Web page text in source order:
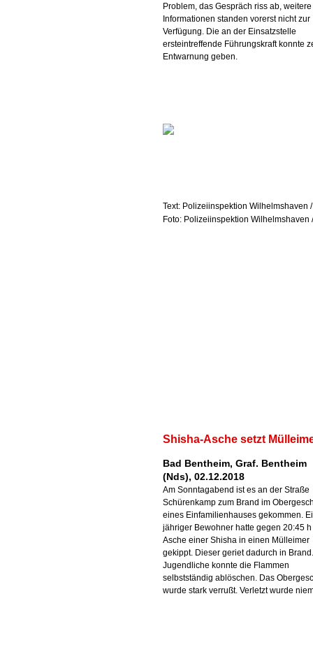
Problem, das Gespräch riss ab, weitere
Informationen standen vorerst nicht zur
Verfügung. Die an der Einsatzstelle
ersteintreffende Führungskraft konnte
Entwarnung geben.
Text: Polizeiinspektion Wilhelmshaven
Foto: Polizeiinspektion Wilhelmshaven
Shisha-Asche setzt
Bad Bentheim, Graf. Bentheim
(Nds), 02.12.2018
Am Sonntagabend ist es an der Straße
Schürenkamp zum Brand im
eines Einfamilienhauses gekommen.
jähriger Bewohner hatte gegen 20:45
Asche einer Shisha in einen Mülleimer
gekippt. Dieser geriet dadurch in
Jugendliche konnte die Flammen
selbstständig ablöschen. Das
wurde stark verrußt. Verletzt wurde